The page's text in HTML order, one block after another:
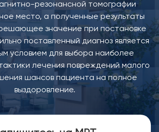
резонансной томографии
место, а полученные результаты
значение при постановке
поставленный диагноз является
условием для выбора наиболее
лечения повреждений малого
шансов пациента на полное
выздоровление.